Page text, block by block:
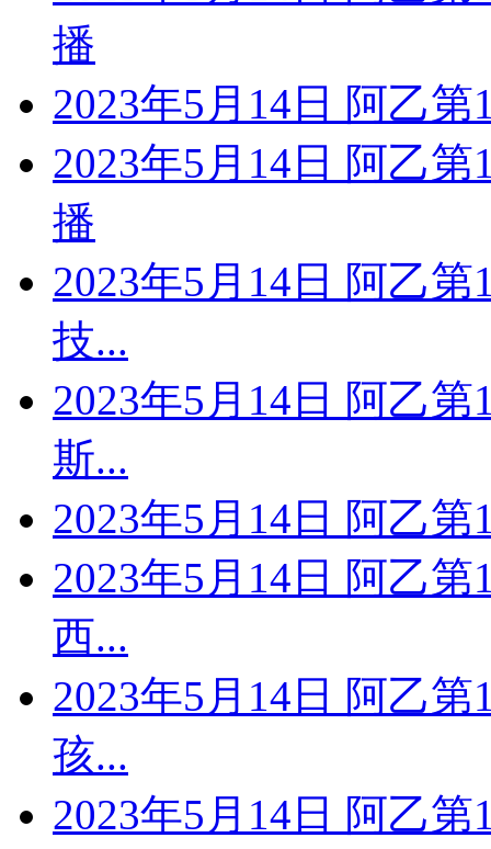
播
2023年5月14日 阿乙
2023年5月14日 阿乙
播
2023年5月14日 阿乙
技...
2023年5月14日 阿乙
斯...
2023年5月14日 阿乙
2023年5月14日 阿乙
西...
2023年5月14日 阿乙
孩...
2023年5月14日 阿乙